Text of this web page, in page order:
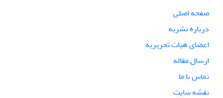
صفحه اصلی
درباره نشریه
اعضای هیات تحریریه
ارسال مقاله
تماس با ما
نقشه سایت